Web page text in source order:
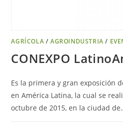
AGRÍCOLA /AGROINDUSTRIA /
CONEXPO
Es la primera y gran exposición
en América Latina, la cual se
octubre de 2015, en la ciudad